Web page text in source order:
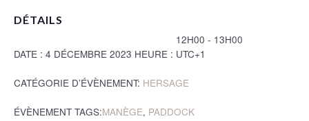
DÉTAILS
DATE : 4 DÉCEMBRE 2023 HEURE :
12H00 - 13H00
UTC+1
CATÉGORIE D’ÉVÈNEMENT: HERSAGE
ÉVÈNEMENT TAGS:MANÈGE, PADDOCK